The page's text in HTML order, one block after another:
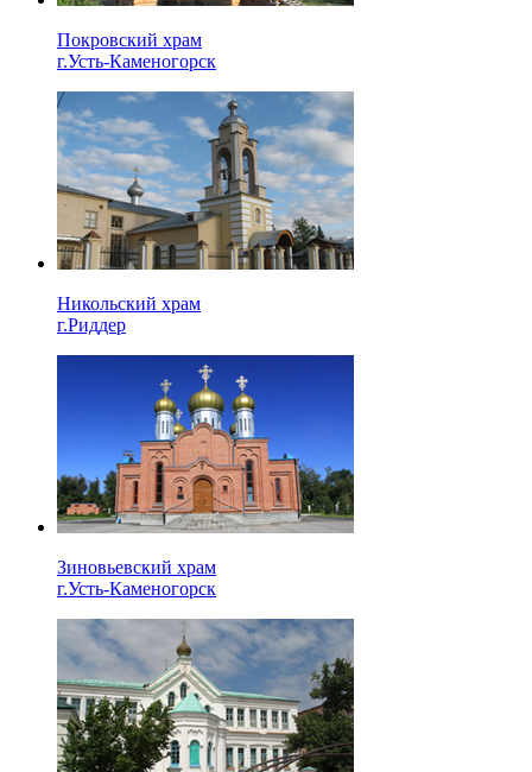
Покровский храм
г.Усть-Каменогорск
Никольский храм
г.Риддер
Зиновьевский храм
г.Усть-Каменогорск